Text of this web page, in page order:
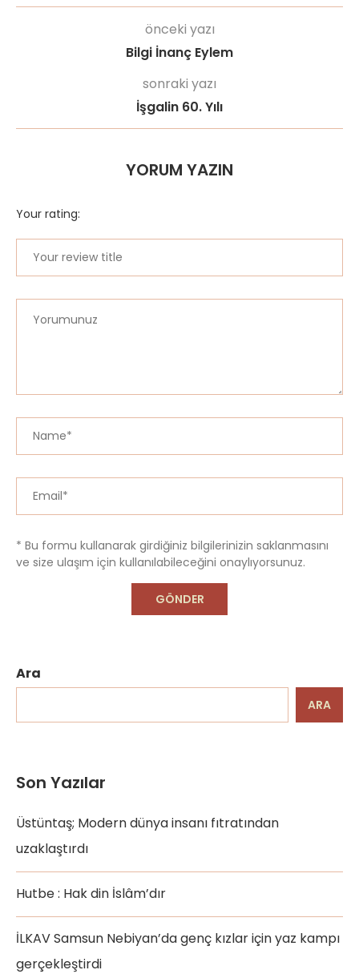
önceki yazı
Bilgi İnanç Eylem
sonraki yazı
İşgalin 60. Yılı
YORUM YAZIN
Your rating:
* Bu formu kullanarak girdiğiniz bilgilerinizin saklanmasını
ve size ulaşım için kullanılabileceğini onaylıyorsunuz.
Ara
ARA
Son Yazılar
Üstüntaş; Modern dünya insanı fıtratından
uzaklaştırdı
Hutbe : Hak din İslâm’dır
İLKAV Samsun Nebiyan’da genç kızlar için yaz kampı
gerçekleştirdi